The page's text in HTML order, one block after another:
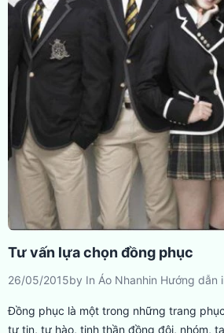
Tư vấn lựa chọn đồng phục
26/05/2015by In Áo Nhanhin Hướng dẫn
Đồng phục là một trong những trang
tự tin, tự hào, tinh thần đồng đội, nhóm,